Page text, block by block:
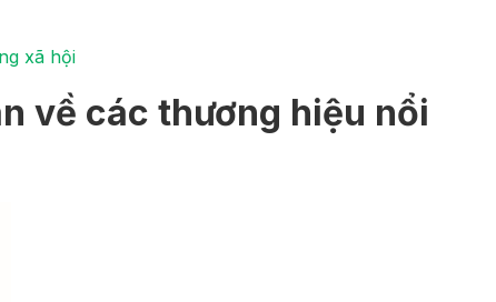
xã hội
về các thương hiệu nổi